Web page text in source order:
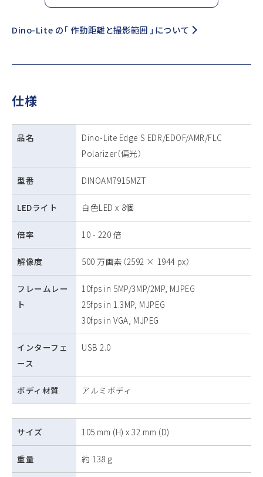
Dino-Lite の「 作動距離と撮影範囲 」について
仕様
品名
Dino-Lite Edge S EDR/EDOF/AMR/FLC
Polarizer（偏光）
型番 DINOAM7915MZT
LEDライト 白色LED x 8個
倍率 10 - 220 倍
解像度 500 万画素（2592 × 1944 px）
フレームレー
ト
10fps in 5MP/3MP/2MP, MJPEG
25fps in 1.3MP, MJPEG
30fps in VGA, MJPEG
インターフェ
ース
USB 2.0
ボディ材質 アルミボディ
サイズ 105 mm (H) x 32 mm (D)
重量 約 138 g